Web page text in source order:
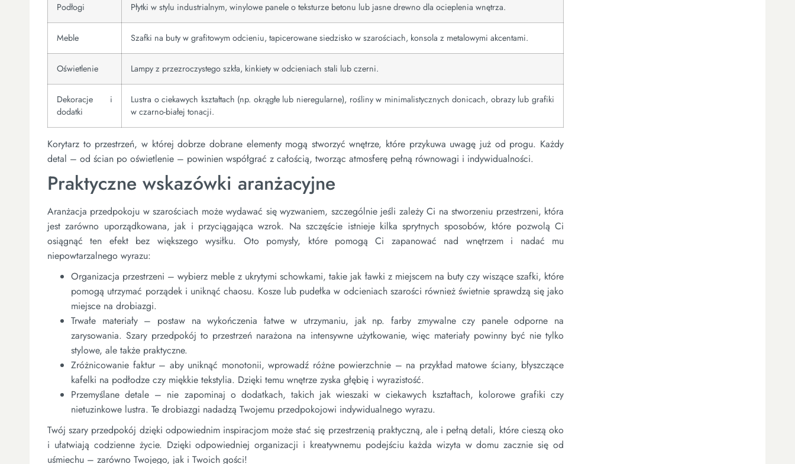
Podłogi Płytki w stylu industrialnym, winylowe panele o teksturze betonu lub jasne drewno dla ocieplenia wnętrza.
Meble Szafki na buty w grafitowym odcieniu, tapicerowane siedzisko w szarościach, konsola z metalowymi akcentami.
Oświetlenie Lampy z przezroczystego szkła, kinkiety w odcieniach stali lub czerni.
Dekoracje i
dodatki
Lustra o ciekawych kształtach (np. okrągłe lub nieregularne), rośliny w minimalistycznych donicach, obrazy lub grafiki
w czarno-białej tonacji.
Korytarz to przestrzeń, w której dobrze dobrane elementy mogą stworzyć wnętrze, które przykuwa uwagę już od progu. Każdy
detal – od ścian po oświetlenie – powinien współgrać z całością, tworząc atmosferę pełną równowagi i indywidualności.
Praktyczne wskazówki aranżacyjne
Aranżacja przedpokoju w szarościach może wydawać się wyzwaniem, szczególnie jeśli zależy Ci na stworzeniu przestrzeni, która
jest zarówno uporządkowana, jak i przyciągająca wzrok. Na szczęście istnieje kilka sprytnych sposobów, które pozwolą Ci
osiągnąć ten efekt bez większego wysiłku. Oto pomysły, które pomogą Ci zapanować nad wnętrzem i nadać mu
niepowtarzalnego wyrazu:
Organizacja przestrzeni – wybierz meble z ukrytymi schowkami, takie jak ławki z miejscem na buty czy wiszące szafki, które
pomogą utrzymać porządek i uniknąć chaosu. Kosze lub pudełka w odcieniach szarości również świetnie sprawdzą się jako
miejsce na drobiazgi.
Trwałe materiały – postaw na wykończenia łatwe w utrzymaniu, jak np. farby zmywalne czy panele odporne na
zarysowania. Szary przedpokój to przestrzeń narażona na intensywne użytkowanie, więc materiały powinny być nie tylko
stylowe, ale także praktyczne.
Zróżnicowanie faktur – aby uniknąć monotonii, wprowadź różne powierzchnie – na przykład matowe ściany, błyszczące
kafelki na podłodze czy miękkie tekstylia. Dzięki temu wnętrze zyska głębię i wyrazistość.
Przemyślane detale – nie zapominaj o dodatkach, takich jak wieszaki w ciekawych kształtach, kolorowe grafiki czy
nietuzinkowe lustra. Te drobiazgi nadadzą Twojemu przedpokojowi indywidualnego wyrazu.
Twój szary przedpokój dzięki odpowiednim inspiracjom może stać się przestrzenią praktyczną, ale i pełną detali, które cieszą oko
i ułatwiają codzienne życie. Dzięki odpowiedniej organizacji i kreatywnemu podejściu każda wizyta w domu zacznie się od
uśmiechu – zarówno Twojego, jak i Twoich gości!